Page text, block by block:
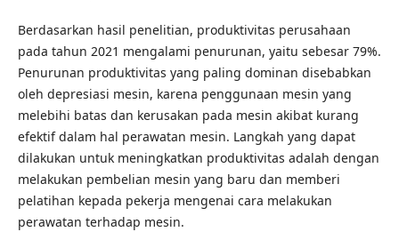
Berdasarkan hasil penelitian, produktivitas perusahaan
pada tahun 2021 mengalami penurunan, yaitu sebesar 79%.
Penurunan produktivitas yang paling dominan disebabkan
oleh depresiasi mesin, karena penggunaan mesin yang
melebihi batas dan kerusakan pada mesin akibat kurang
efektif dalam hal perawatan mesin. Langkah yang dapat
dilakukan untuk meningkatkan produktivitas adalah dengan
melakukan pembelian mesin yang baru dan memberi
pelatihan kepada pekerja mengenai cara melakukan
perawatan terhadap mesin.